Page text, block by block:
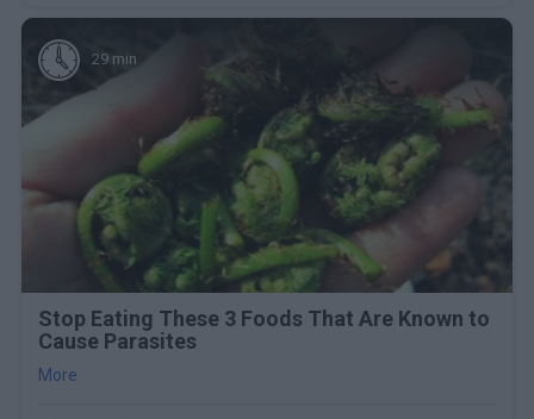
29 min
Stop Eating These 3 Foods That Are Known to
Cause Parasites
More